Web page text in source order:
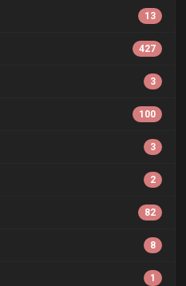
13
427
3
100
3
2
82
8
1